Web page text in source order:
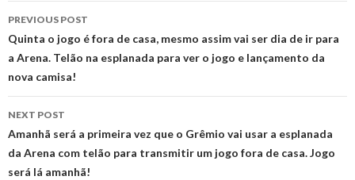
Post
navigation
PREVIOUS POST
‪Quinta o jogo é fora de casa, mesmo assim vai ser dia de ir para
a Arena. Telão na esplanada para ver o jogo e lançamento da
nova camisa!‬
NEXT POST
Amanhã será a primeira vez que o Grêmio vai usar a esplanada
da Arena com telão para transmitir um jogo fora de casa. Jogo
será lá amanhã!